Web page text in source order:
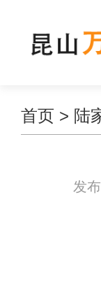
首页 > 陆
发